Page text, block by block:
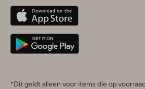
Belgique(Français)
Deutschland
*Dit geldt alleen voor items die op